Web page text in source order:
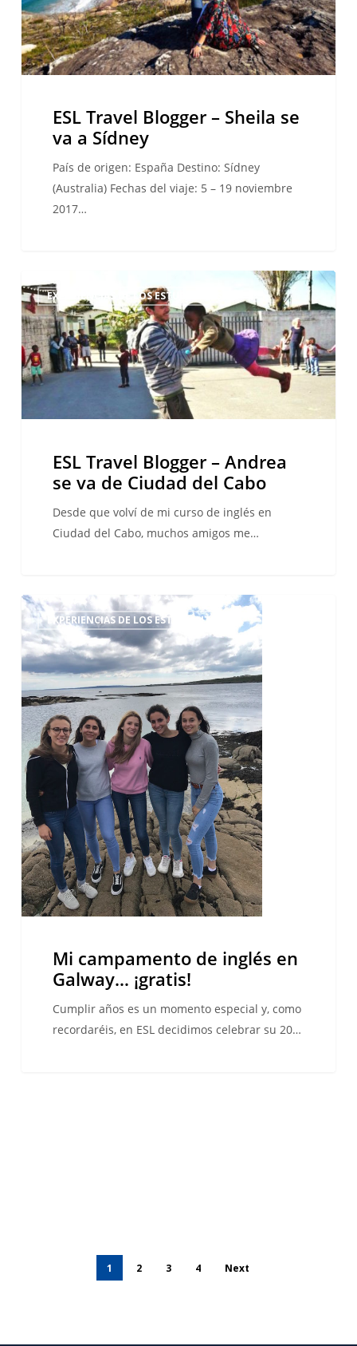
Sídney
ESL Travel Blogger – Sheila se
va a Sídney
País de origen: España Destino: Sídney
(Australia) Fechas del viaje: 5 – 19 noviembre
2017…
Travel
Blogger
–
Andrea
se
EXPERIENCIAS DE LOS ESTUDIANTES
ESL Travel Blogger – Andrea
se va de Ciudad del Cabo
Desde que volví de mi curso de inglés en
Ciudad del Cabo, muchos amigos me…
Mi
campamento
de
inglés
en
Galway…
¡gratis!
EXPERIENCIAS DE LOS ESTUDIANTES
Mi campamento de inglés en
Galway… ¡gratis!
Cumplir años es un momento especial y, como
recordaréis, en ESL decidimos celebrar su 20…
1 2 3 4 Next